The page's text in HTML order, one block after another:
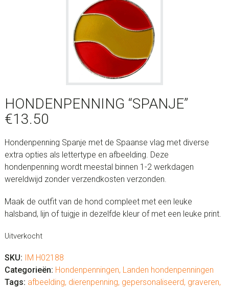
HONDENPENNING “SPANJE”
€13.50
Hondenpenning Spanje met de Spaanse vlag met diverse
extra opties als lettertype en afbeelding. Deze
hondenpenning wordt meestal binnen 1-2 werkdagen
wereldwijd zonder verzendkosten verzonden.
Maak de outfit van de hond compleet met een leuke
halsband, lijn of tuigje in dezelfde kleur of met een leuke print.
Uitverkocht
SKU: IM H02188
Categorieën: Hondenpenningen, Landen hondenpenningen
Tags: afbeelding, dierenpenning, gepersonaliseerd, graveren,